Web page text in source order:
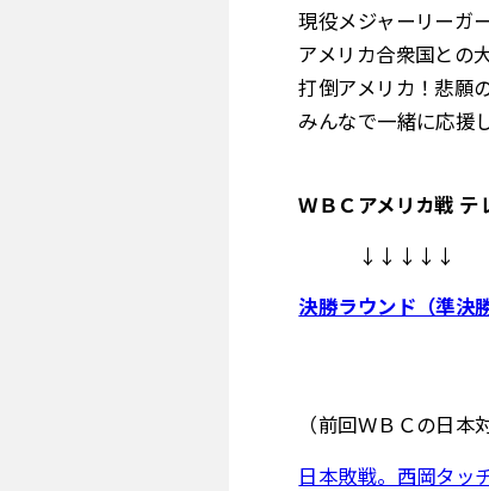
現役メジャーリーガ
アメリカ合衆国との
打倒アメリカ！悲願
みんなで一緒に応援
ＷＢＣアメリカ戦 テ
↓↓↓↓↓
決勝ラウンド（準決
（前回ＷＢＣの日本
日本敗戦。西岡タッ